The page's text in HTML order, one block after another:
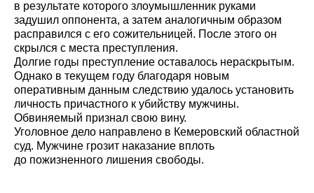
в результате которого злоумышленник руками
задушил оппонента, а затем аналогичным образом
расправился с его сожительницей. После этого он
скрылся с места преступления.
Долгие годы преступление оставалось нераскрытым.
Однако в текущем году благодаря новым
оперативным данным следствию удалось установить
личность причастного к убийству мужчины.
Обвиняемый признал свою вину.
Уголовное дело направлено в Кемеровский областной
суд. Мужчине грозит наказание вплоть
до пожизненного лишения свободы.